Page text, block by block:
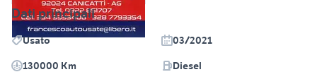
Dati principali
Usato
03/2021
130000 Km
Diesel